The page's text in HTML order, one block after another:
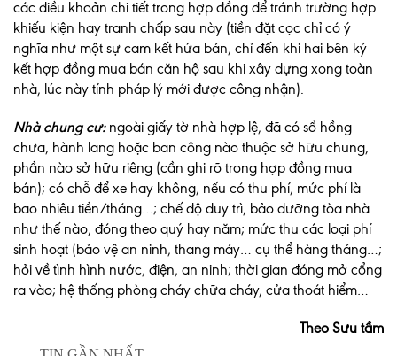
các điều khoản chi tiết trong hợp đồng để tránh trường hợp
khiếu kiện hay tranh chấp sau này (tiền đặt cọc chỉ có ý
nghĩa như một sự cam kết hứa bán, chỉ đến khi hai bên ký
kết hợp đồng mua bán căn hộ sau khi xây dựng xong toàn
nhà, lúc này tính pháp lý mới được công nhận).
Nhà chung cư:ngoài giấy tờ nhà hợp lệ, đã có sổ hồng
chưa, hành lang hoặc ban công nào thuộc sở hữu chung,
phần nào sở hữu riêng (cần ghi rõ trong hợp đồng mua
bán); có chỗ để xe hay không, nếu có thu phí, mức phí là
bao nhiêu tiền/tháng…; chế độ duy trì, bảo dưỡng tòa nhà
như thế nào, đóng theo quý hay năm; mức thu các loại phí
sinh hoạt (bảo vệ an ninh, thang máy… cụ thể hàng tháng…;
hỏi về tình hình nước, điện, an ninh; thời gian đóng mở cổng
ra vào; hệ thống phòng cháy chữa cháy, cửa thoát hiểm…
Theo Sưu tầm